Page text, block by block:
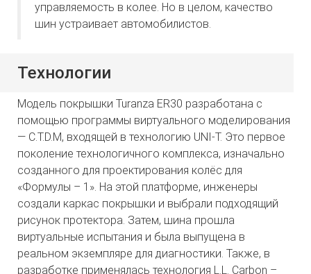
управляемость в колее. Но в целом, качество
шин устраивает автомобилистов.
Технологии
Модель покрышки Turanza ER30 разработана с
помощью программы виртуального моделирования
— C.T.D.M, входящей в технологию UNI-T. Это первое
поколение технологичного комплекса, изначально
созданного для проектирования колёс для
«Формулы – 1». На этой платформе, инженеры
создали каркас покрышки и выбрали подходящий
рисунок протектора. Затем, шина прошла
виртуальные испытания и была выпущена в
реальном экземпляре для диагностики. Также, в
разработке применялась технология L.L. Carbon –